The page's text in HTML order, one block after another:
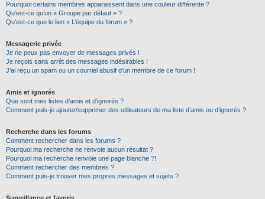
Pourquoi certains membres apparaissent dans une couleur différente ?
Qu’est-ce qu’un « Groupe par défaut » ?
Qu’est-ce que le lien « L’équipe du forum » ?
Messagerie privée
Je ne peux pas envoyer de messages privés !
Je reçois sans arrêt des messages indésirables !
J’ai reçu un spam ou un courriel abusif d’un membre de ce forum !
Amis et ignorés
Que sont mes listes d’amis et d’ignorés ?
Comment puis-je ajouter/supprimer des utilisateurs de ma liste d’amis ou d’ignorés ?
Recherche dans les forums
Comment rechercher dans les forums ?
Pourquoi ma recherche ne renvoie aucun résultat ?
Pourquoi ma recherche renvoie une page blanche ?!
Comment rechercher des membres ?
Comment puis-je trouver mes propres messages et sujets ?